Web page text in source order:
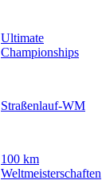
Ultimate
Championships
Straßenlauf-WM
100 km
Weltmeisterschaften